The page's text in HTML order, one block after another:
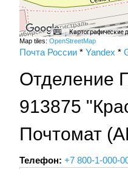
Картографические
Map tiles: OpenStreetMap
Почта России * Yandex *
Отделение
913875
Почтомат
Телефон: +7 800-1-000-